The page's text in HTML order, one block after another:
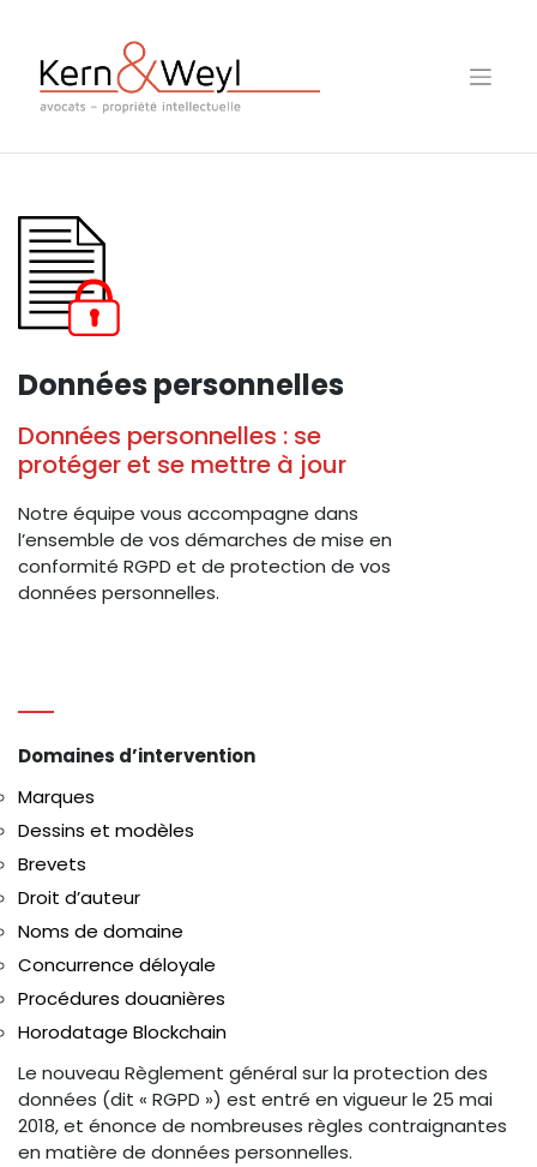
content
Données personnelles
Données personnelles : se
protéger et se mettre à jour
Notre équipe vous accompagne dans
l’ensemble de vos démarches de mise en
conformité RGPD et de protection de vos
données personnelles.
Domaines d’intervention
Marques
Dessins et modèles
Brevets
Droit d’auteur
Noms de domaine
Concurrence déloyale
Procédures douanières
Horodatage Blockchain
Le nouveau Règlement général sur la protection des
données (dit « RGPD ») est entré en vigueur le 25 mai
2018, et énonce de nombreuses règles contraignantes
en matière de données personnelles.